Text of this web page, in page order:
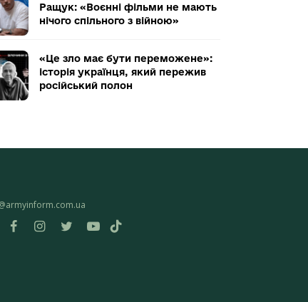
Ращук: «Воєнні фільми не мають
нічого спільного з війною»
«Це зло має бути переможене»:
історія українця, який пережив
російський полон